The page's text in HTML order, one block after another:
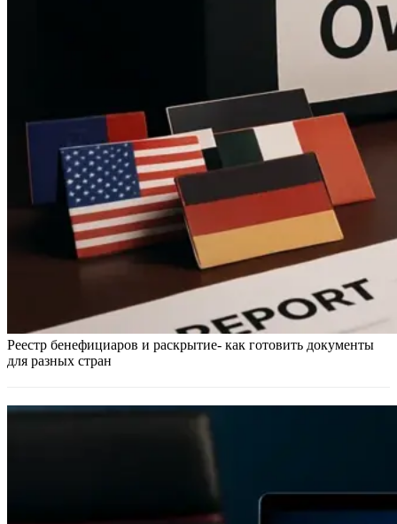
Реестр бенефициаров и раскрытие- как готовить документы
для разных стран